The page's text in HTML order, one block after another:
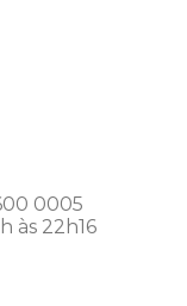
0005
às 22h16